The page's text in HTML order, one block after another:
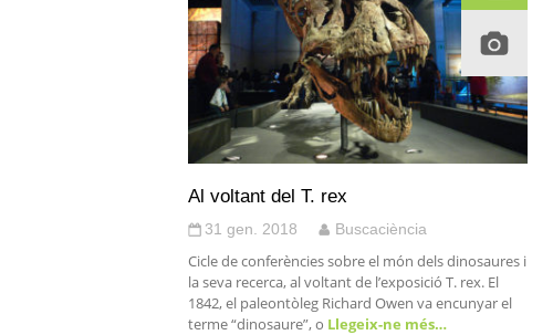
Al voltant del T. rex
31 gen. 2018 Buscaciència
Cicle de conferències sobre el món dels dinosaures i
la seva recerca, al voltant de l’exposició T. rex. El
1842, el paleontòleg Richard Owen va encunyar el
terme “dinosaure”, o Llegeix-ne més…